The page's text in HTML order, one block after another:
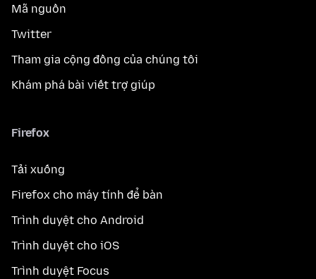
Mã nguồn
Twitter
Tham gia cộng đồng của chúng tôi
Khám phá bài viết trợ giúp
Firefox
Tải xuống
Firefox cho máy tính để bàn
Trình duyệt cho Android
Trình duyệt cho iOS
Trình duyệt Focus